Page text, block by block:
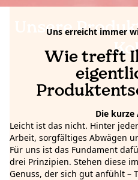
Unsere
Uns erreicht immer
Wie trefft
Die
Leicht ist das nicht. Hinter
Arbeit, sorgfältiges Abwägen
Für uns ist das Fundament
drei Prinzipien. Stehen diese
Genuss, der sich gut anfühlt –